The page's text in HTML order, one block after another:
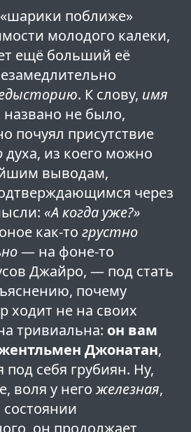
поближе»
молодого калеки,
ещё больший её
. К слову, имя
не было,
почуял присутствие
духа, из коего можно
выводам,
через
«А когда уже?»
как-то грустно
— на фоне-то
Джайро, — под стать
почему
ходит не на своих
тривиальна: он вам
Джонатан,
себя грубиян. Ну,
воля у негожелезная,